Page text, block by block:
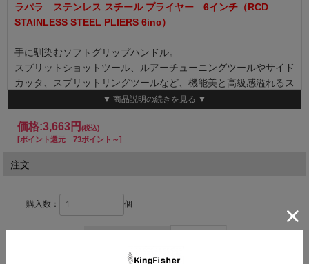
ラパラ ステンレス スチール プライヤー 6インチ（RCD
STAINLESS STEEL PLIERS 6inc）
手に馴染むソフトグリップハンドル。
スプリットショットツール、ルアーチューニングツールやサイド
カッタ、スプリットリングツールなど、機能美と高級感溢れるス
テンレススチール・プライヤー。
●サイズ：約16 cm
▼ 商品説明の続きを見る ▼
価格:3,663円 (税込)
[ポイント還元 73ポイント～]
注文
購入数： 個